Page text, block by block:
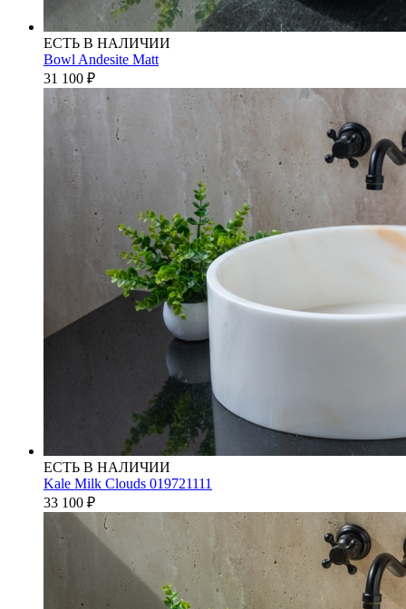
ЕСТЬ В НАЛИЧИИ
Bowl Andesite Matt
31 100 ₽
ЕСТЬ В НАЛИЧИИ
Kale Milk Clouds 019721111
33 100 ₽